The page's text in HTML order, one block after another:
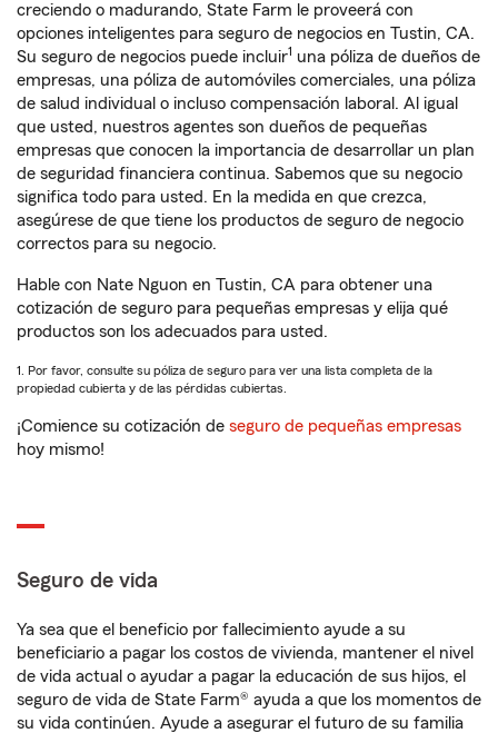
creciendo o madurando, State Farm le proveerá con
opciones inteligentes para seguro de negocios en Tustin, CA.
Su seguro de negocios puede incluir1 una póliza de dueños de
empresas, una póliza de automóviles comerciales, una póliza
de salud individual o incluso compensación laboral. Al igual
que usted, nuestros agentes son dueños de pequeñas
empresas que conocen la importancia de desarrollar un plan
de seguridad financiera continua. Sabemos que su negocio
significa todo para usted. En la medida en que crezca,
asegúrese de que tiene los productos de seguro de negocio
correctos para su negocio.
Hable con Nate Nguon en Tustin, CA para obtener una
cotización de seguro para pequeñas empresas y elija qué
productos son los adecuados para usted.
1. Por favor, consulte su póliza de seguro para ver una lista completa de la
propiedad cubierta y de las pérdidas cubiertas.
¡Comience su cotización de seguro de pequeñas empresas
hoy mismo!
Seguro de vida
Ya sea que el beneficio por fallecimiento ayude a su
beneficiario a pagar los costos de vivienda, mantener el nivel
de vida actual o ayudar a pagar la educación de sus hijos, el
seguro de vida de State Farm® ayuda a que los momentos de
su vida continúen. Ayude a asegurar el futuro de su familia